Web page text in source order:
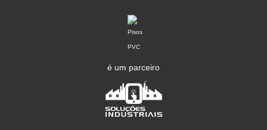
é um parceiro